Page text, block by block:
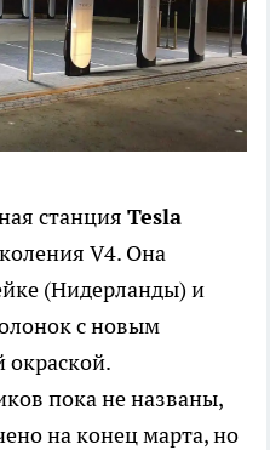
станция Tesla
V4. Она
(Нидерланды) и
с новым
окраской.
пока не названы,
на конец марта, но